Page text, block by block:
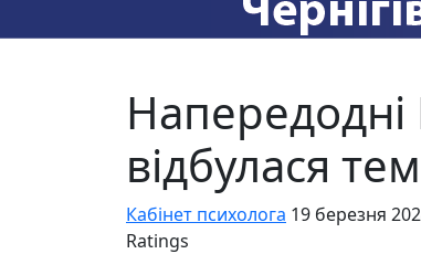
відбулася
Кабінет психолога 19 березня
Ratings